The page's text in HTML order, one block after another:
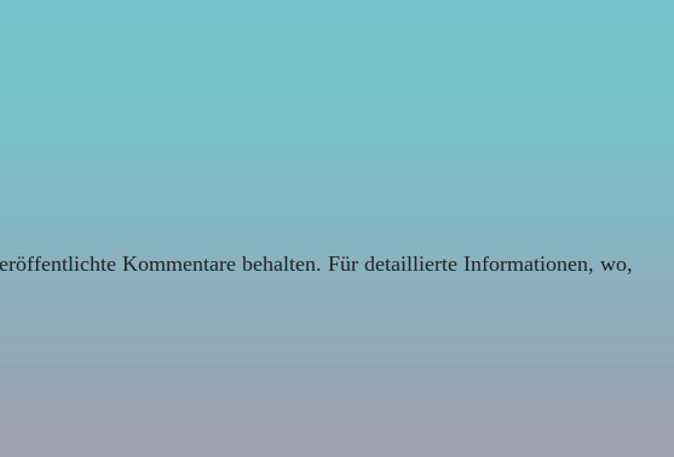
Kommentare behalten. Für detaillierte Informationen, wo,